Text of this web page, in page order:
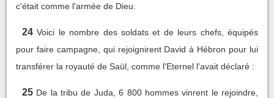
c'était comme l'armée de Dieu.
24 Voici le nombre des soldats et de leurs chefs, équipés
pour faire campagne, qui rejoignirent David à Hébron pour lui
transférer la royauté de Saül, comme l'Eternel l'avait déclaré :
25 De la tribu de Juda, 6 800 hommes vinrent le rejoindre,